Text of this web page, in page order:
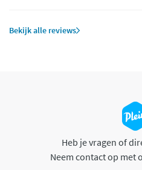
Bekijk alle reviews
Heb je vragen of
Neem contact op met